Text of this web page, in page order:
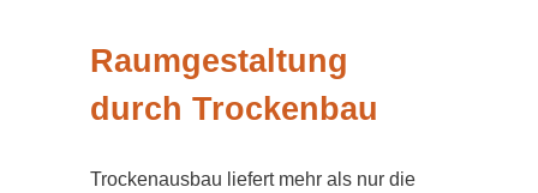
Raumgestaltung
durch Trockenbau
Trockenausbau liefert mehr als nur die